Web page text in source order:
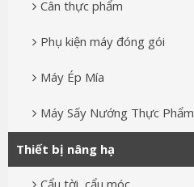
Cân thực phẩm
Phụ kiện máy đóng gói
Máy Ép Mía
Máy Sấy Nướng Thực Phẩm
Thiết bị nâng hạ